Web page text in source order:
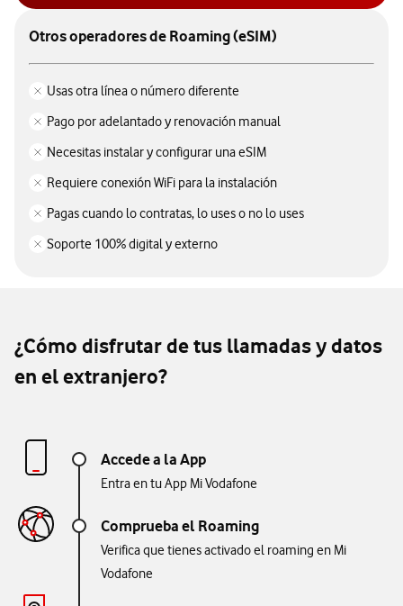
Otros operadores de Roaming (eSIM)
Usas otra línea o número diferente
Pago por adelantado y renovación manual
Necesitas instalar y configurar una eSIM
Requiere conexión WiFi para la instalación
Pagas cuando lo contratas, lo uses o no lo uses
Soporte 100% digital y externo
¿Cómo disfrutar de tus llamadas y datos
en el extranjero?
Accede a la App
Entra en tu App Mi Vodafone
Comprueba el Roaming
Verifica que tienes activado el roaming en Mi
Vodafone